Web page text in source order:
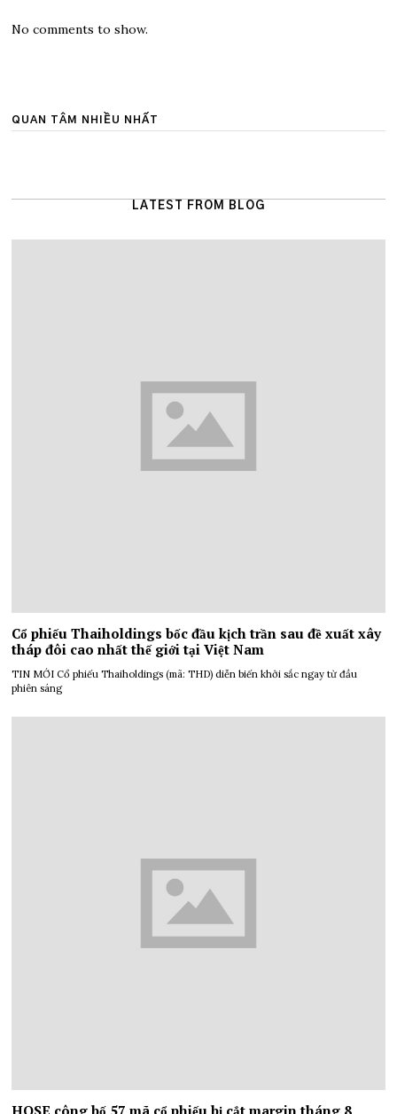
No comments to show.
QUAN TÂM NHIỀU NHẤT
LATEST FROM BLOG
Cổ phiếu Thaiholdings bốc đầu kịch trần sau đề xuất xây
tháp đôi cao nhất thế giới tại Việt Nam
TIN MỚI Cổ phiếu Thaiholdings (mã: THD) diễn biến khởi sắc ngay từ đầu
phiên sáng